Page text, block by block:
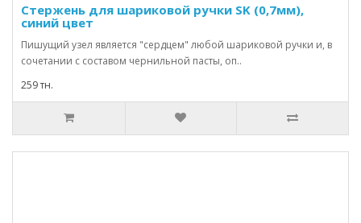
Стержень для шариковой ручки SK (0,7мм),
синий цвет
Пишущий узел является "сердцем" любой шариковой ручки и, в
сочетании с составом чернильной пасты, оп..
259 тн.